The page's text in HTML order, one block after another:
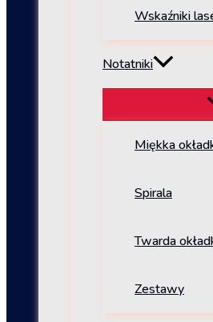
Wskaźniki
Notatniki
Miękka
Spirala
Twarda
Zestawy